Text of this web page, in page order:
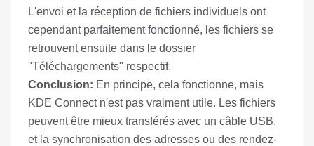
L'envoi et la réception de fichiers individuels ont
cependant parfaitement fonctionné, les fichiers se
retrouvent ensuite dans le dossier
"Téléchargements" respectif.
Conclusion: En principe, cela fonctionne, mais
KDE Connect n'est pas vraiment utile. Les fichiers
peuvent être mieux transférés avec un câble USB,
et la synchronisation des adresses ou des rendez-